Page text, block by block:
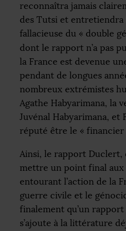
reconnaîtra jamais
des Tutsi et entretiendra
fallacieuse du « double
dont le rapport n’a pas
la France est devenue
pendant de longues
nombreux extrémistes
Agathe Habyarimana, la
Juvénal Habyarimana, et
réputé être le « financier
Ainsi, le rapport Duclert,
mettre un point final aux
entourant l’action de la
guerre civile et le
finalement qu’un
s’ajoute à la littérature